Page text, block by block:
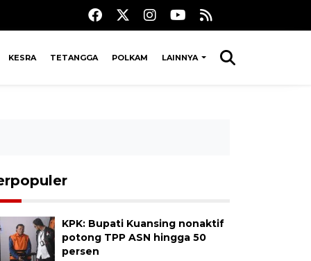
KESRA TETANGGA POLKAM LAINNYA
KPK: Bupati Kuansing nonaktif
potong TPP ASN hingga 50
persen